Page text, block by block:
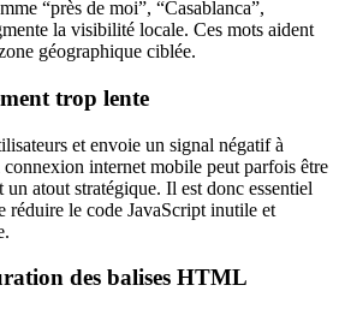
“près de moi”, “Casablanca”,
la visibilité locale. Ces mots aident
géographique ciblée.
trop lente
et envoie un signal négatif à
internet mobile peut parfois être
un atout stratégique. Il est donc essentiel
réduire le code JavaScript inutile et
des balises HTML